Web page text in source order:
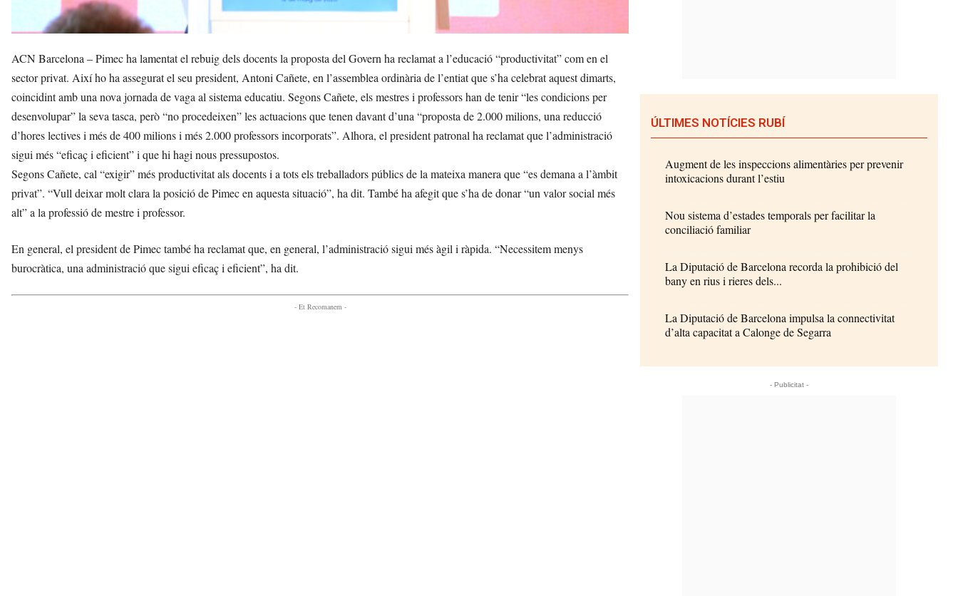
ACN Barcelona – Pimec ha lamentat el rebuig dels docents la proposta del Govern ha reclamat a l’educació “productivitat” com en el
sector privat. Així ho ha assegurat el seu president, Antoni Cañete, en l’assemblea ordinària de l’entiat que s’ha celebrat aquest dimarts,
coincidint amb una nova jornada de vaga al sistema educatiu. Segons Cañete, els mestres i professors han de tenir “les condicions per
desenvolupar” la seva tasca, però “no procedeixen” les actuacions que tenen davant d’una “proposta de 2.000 milions, una reducció
d’hores lectives i més de 400 milions i més 2.000 professors incorporats”. Alhora, el president patronal ha reclamat que l’administració
sigui més “eficaç i eficient” i que hi hagi nous pressupostos.
Segons Cañete, cal “exigir” més productivitat als docents i a tots els treballadors públics de la mateixa manera que “es demana a l’àmbit
privat”. “Vull deixar molt clara la posició de Pimec en aquesta situació”, ha dit. També ha afegit que s’ha de donar “un valor social més
alt” a la professió de mestre i professor.
En general, el president de Pimec també ha reclamat que, en general, l’administració sigui més àgil i ràpida. “Necessitem menys
burocràtica, una administració que sigui eficaç i eficient”, ha dit.
- Et Recomanem -
ÚLTIMES NOTÍCIES RUBÍ
Augment de les inspeccions alimentàries per prevenir
intoxicacions durant l’estiu
Nou sistema d’estades temporals per facilitar la
conciliació familiar
La Diputació de Barcelona recorda la prohibició del
bany en rius i rieres dels...
La Diputació de Barcelona impulsa la connectivitat
d’alta capacitat a Calonge de Segarra
- Publicitat -